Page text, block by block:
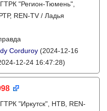
"Регион-Тюмень",
REN-TV / Ладья
Corduroy (2024-12-16
12-24 16:47:28)
"Иркутск", НТВ, REN-